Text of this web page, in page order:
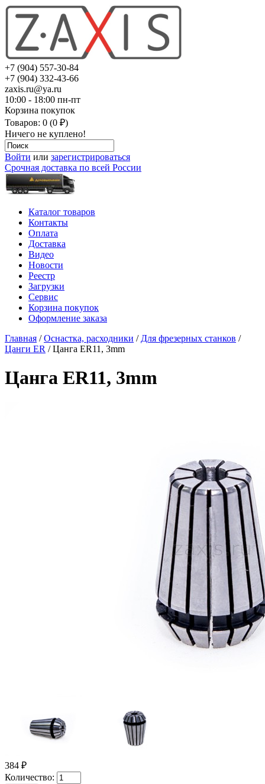
+7 (904) 557-30-84
+7 (904) 332-43-66
zaxis.ru@ya.ru
10:00 - 18:00 пн-пт
Корзина покупок
Товаров: 0 (0 ₽)
Ничего не куплено!
Войти или зарегистрироваться
Срочная доставка по всей России
Каталог товаров
Контакты
Оплата
Доставка
Видео
Новости
Реестр
Загрузки
Сервис
Корзина покупок
Оформление заказа
Главная /Оснастка, расходники / Для фрезерных станков /
Цанги ER / Цанга ER11, 3mm
Цанга ER11, 3mm
384 ₽
Количество: